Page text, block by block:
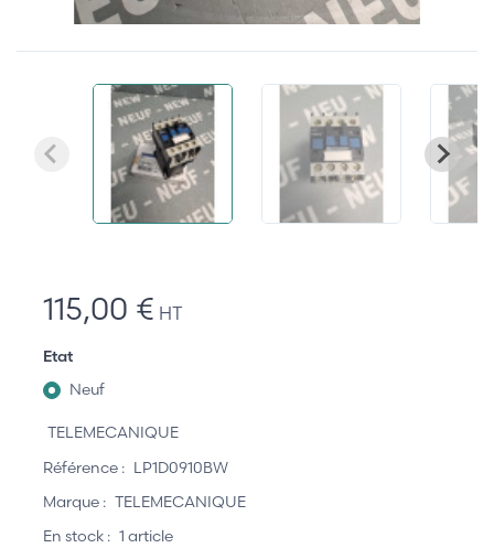
115,00 € HT
Etat
Neuf
TELEMECANIQUE
Référence : LP1D0910BW
Marque : TELEMECANIQUE
En stock : 1 article